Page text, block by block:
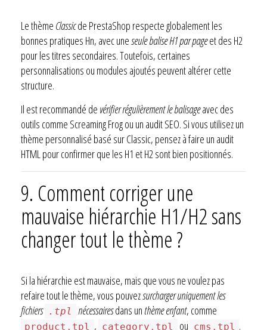
Le thème Classicde PrestaShop respecte globalement les
bonnes pratiques Hn, avec uneseule balise H1 par pageet des H2
pour les titres secondaires. Toutefois, certaines
personnalisations ou modules ajoutés peuvent altérer cette
structure.
Il est recommandé de vérifier régulièrement le balisageavec des
outils comme Screaming Frog ou un audit SEO. Si vous utilisez un
thème personnalisé basé sur Classic, pensez à faire un audit
HTML pour confirmer que les H1 et H2 sont bien positionnés.
9. Comment corriger une
mauvaise hiérarchie H1/H2 sans
changer tout le thème ?
Si la hiérarchie est mauvaise, mais que vous ne voulez pas
refaire tout le thème, vous pouvezsurcharger uniquement les
fichiers .tpl nécessairesdans unthème enfant, comme
product.tpl , category.tpl ou cms.tpl .